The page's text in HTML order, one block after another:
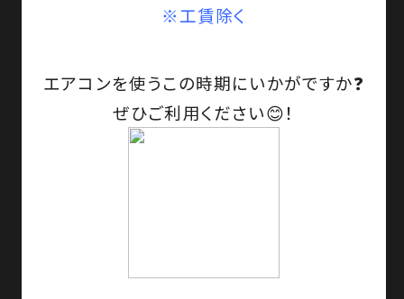
※工賃除く
エアコンを使うこの時期にいかがですか❓
ぜひご利用ください😊！